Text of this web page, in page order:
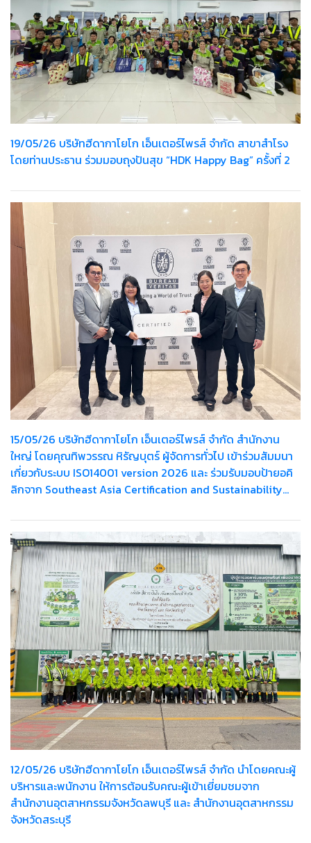
19/05/26 บริษัทฮีดากาโยโก เอ็นเตอร์ไพรส์ จำกัด สาขาสำโรง
โดยท่านประธาน ร่วมมอบถุงปันสุข “HDK Happy Bag” ครั้งที่ 2
15/05/26 บริษัทฮีดากาโยโก เอ็นเตอร์ไพรส์ จำกัด สำนักงาน
ใหญ่ โดยคุณทิพวรรณ หิรัญบุตร์ ผู้จัดการทั่วไป เข้าร่วมสัมมนา
เกี่ยวกับระบบ ISO14001 version 2026 และ ร่วมรับมอบป้ายอคิ
ลิกจาก Southeast Asia Certification and Sustainability
12/05/26 บริษัทฮีดากาโยโก เอ็นเตอร์ไพรส์ จำกัด นำโดยคณะผู้
บริหารและพนักงาน ให้การต้อนรับคณะผู้เข้าเยี่ยมชมจาก
สำนักงานอุตสาหกรรมจังหวัดลพบุรี และ สำนักงานอุตสาหกรรม
จังหวัดสระบุรี